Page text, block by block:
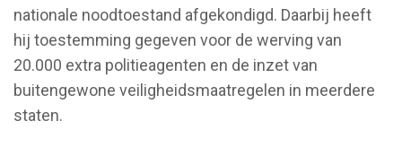
nationale noodtoestand afgekondigd. Daarbij heeft
hij toestemming gegeven voor de werving van
20.000 extra politieagenten en de inzet van
buitengewone veiligheidsmaatregelen in meerdere
staten.